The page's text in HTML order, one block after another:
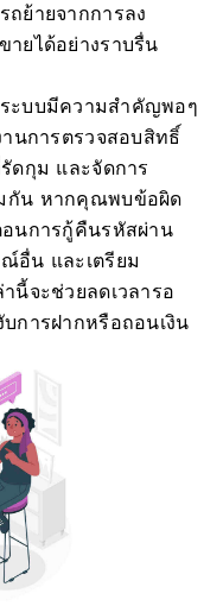
ย้ายจากการลง
ยได้อย่างราบรื่น
ะบบมีความสำคัญพอๆ
นการตรวจสอบสิทธิ์
ดกุม และจัดการ
กัน หากคุณพบข้อผิด
นการกู้คืนรหัสผ่าน
อื่น และเตรียม
นี้จะช่วยลดเวลารอ
การฝากหรือถอนเงิน